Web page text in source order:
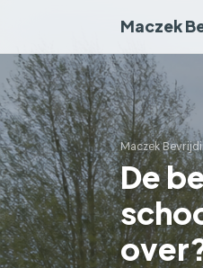
Maczek
Maczek
De